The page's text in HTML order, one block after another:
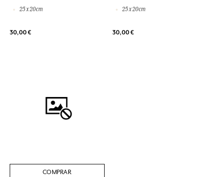
25 x 20cm
30,00 €
25 x 20cm
30,00 €
COMPRAR